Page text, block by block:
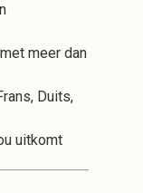
meer dan
Duits,
uitkomt